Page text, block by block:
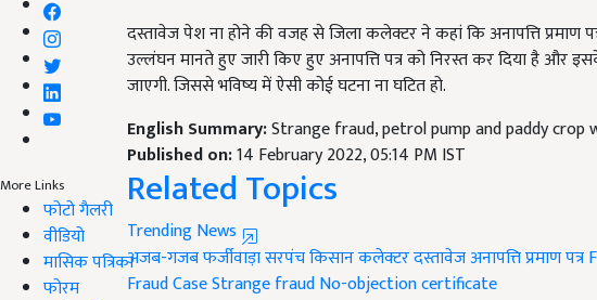
More Links
फोटो गैलरी
वीडियो
मासिक पत्रिका
फोरम
उल्लंघन मानते हुए जारी किए हुए अनापत्ति पत्र को निरस्त कर दिया है और
जाएगी. जिससे भविष्य में ऐसी कोई घटना ना घटित हो.
Strange fraud, petrol pump and paddy crop
Published on:14 February 2022, 05:14 PM IST
Related Topics
Trending News
अजब-गजब फर्जीवाड़ा
Fraud CaseStrange fraudNo-objection certificate